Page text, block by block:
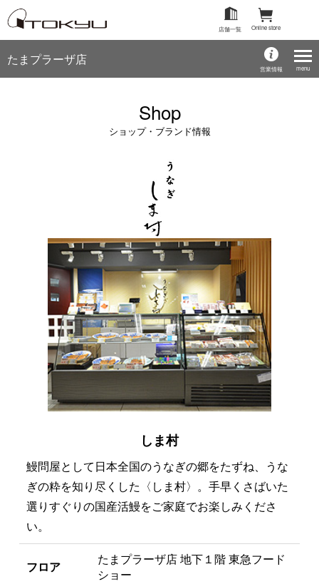
Online store
店舗一覧
たまプラーザ店
営業情報
Shop
ショップ・ブランド情報
しま村
鰻問屋として日本全国のうなぎの郷をたずね、うな
ぎの粋を知り尽くした〈しま村〉。手早くさばいた
選りすぐりの国産活鰻をご家庭でお楽しみくださ
い。
フロア
たまプラーザ店 地下１階 東急フード
ショー
menu